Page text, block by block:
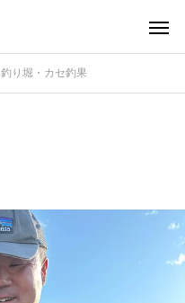
釣り堀・カセ釣果